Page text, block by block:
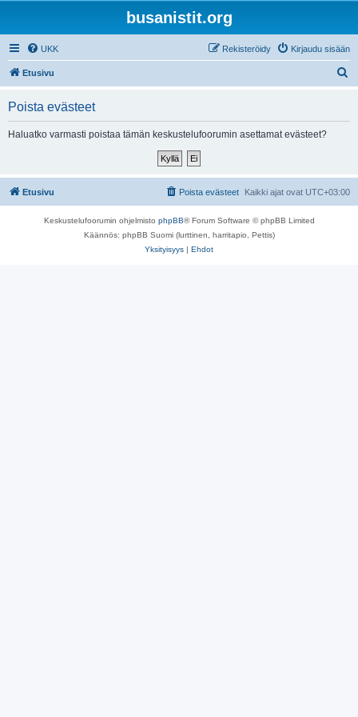
busanistit.org
UKK Kirjaudu sisään
Rekisteröidy
Etusivu
Poista evästeet
Haluatko varmasti poistaa tämän keskustelufoorumin asettamat evästeet?
Etusivu Kaikki ajat ovat UTC+03:00
Poista evästeet
Keskustelufoorumin ohjelmisto phpBB® Forum Software © phpBB Limited
Käännös: phpBB Suomi (lurttinen, harritapio, Pettis)
Yksityisyys | Ehdot